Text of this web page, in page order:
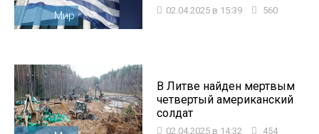
Мир 02.04.2025 в 15:39 560
В Литве найден мертвым
четвертый американский
солдат
02.04.2025 в 14:32 454